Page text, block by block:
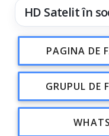
HD Satelit în
PAGINA DE
GRUPUL DE